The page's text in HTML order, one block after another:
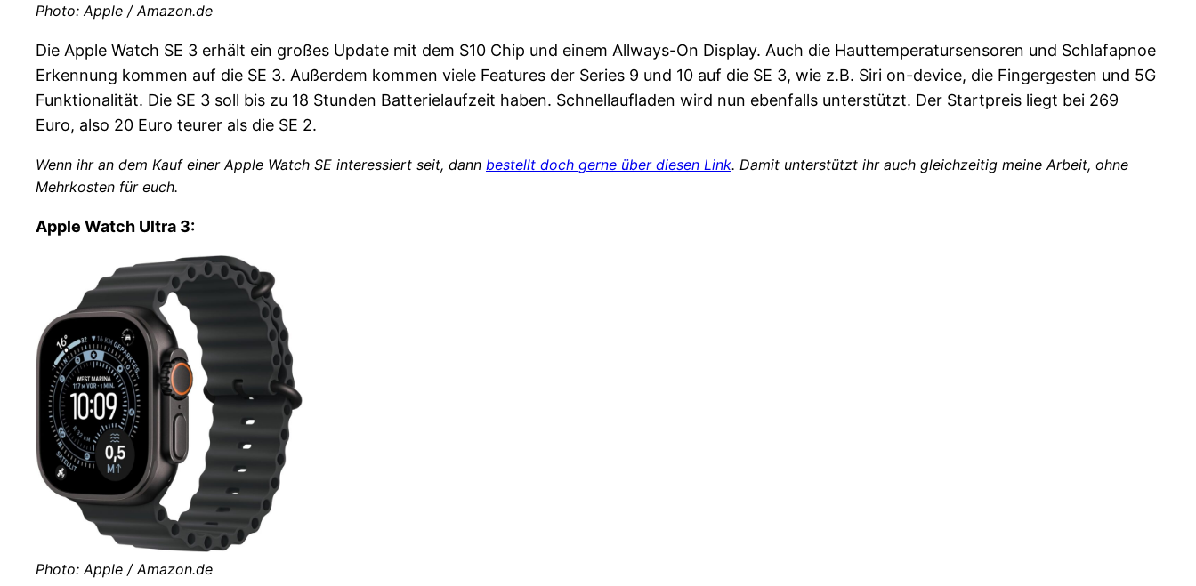
Photo: Apple / Amazon.de
Die Apple Watch SE 3 erhält ein großes Update mit dem S10 Chip und einem Allways-On Display. Auch die Hauttemperatursensoren und Schlafapnoe
Erkennung kommen auf die SE 3. Außerdem kommen viele Features der Series 9 und 10 auf die SE 3, wie z.B. Siri on-device, die Fingergesten und 5G
Funktionalität. Die SE 3 soll bis zu 18 Stunden Batterielaufzeit haben. Schnellaufladen wird nun ebenfalls unterstützt. Der Startpreis liegt bei 269
Euro, also 20 Euro teurer als die SE 2.
Wenn ihr an dem Kauf einer Apple Watch SE interessiert seit, dann bestellt doch gerne über diesen Link. Damit unterstützt ihr auch gleichzeitig meine Arbeit, ohne
Mehrkosten für euch.
Apple Watch Ultra 3:
Photo: Apple / Amazon.de